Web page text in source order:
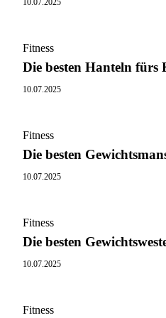
10.07.2025
Fitness
Die besten Hanteln
10.07.2025
Fitness
Die besten
10.07.2025
Fitness
Die besten
10.07.2025
Fitness